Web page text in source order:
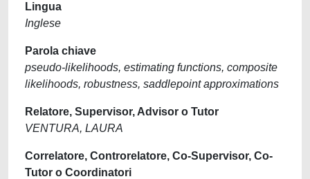
Lingua
Inglese
Parola chiave
pseudo-likelihoods, estimating functions, composite
likelihoods, robustness, saddlepoint approximations
Relatore, Supervisor, Advisor o Tutor
VENTURA, LAURA
Correlatore, Controrelatore, Co-Supervisor, Co-
Tutor o Coordinatori